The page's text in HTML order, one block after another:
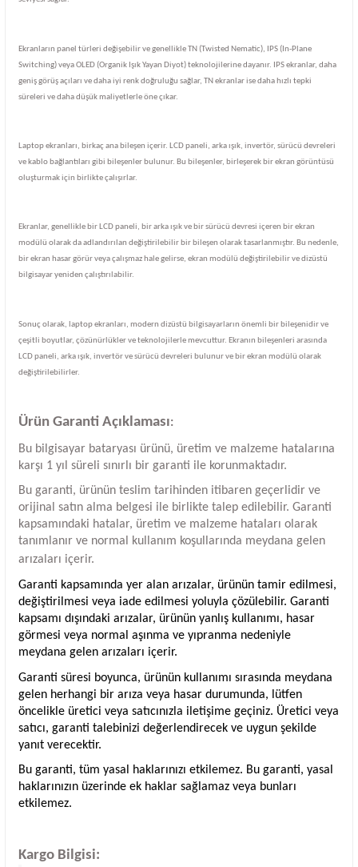
Ekranların panel türleri değişebilir ve genellikle TN (Twisted Nematic), IPS (In-Plane
Switching) veya OLED (Organik Işık Yayan Diyot) teknolojilerine dayanır. IPS ekranlar, daha
geniş görüş açıları ve daha iyi renk doğruluğu sağlar, TN ekranlar ise daha hızlı tepki
süreleri ve daha düşük maliyetlerle öne çıkar.
Laptop ekranları, birkaç ana bileşen içerir. LCD paneli, arka ışık, invertör, sürücü devreleri
ve kablo bağlantıları gibi bileşenler bulunur. Bu bileşenler, birleşerek bir ekran görüntüsü
oluşturmak için birlikte çalışırlar.
Ekranlar, genellikle bir LCD paneli, bir arka ışık ve bir sürücü devresi içeren bir ekran
modülü olarak da adlandırılan değiştirilebilir bir bileşen olarak tasarlanmıştır. Bu nedenle,
bir ekran hasar görür veya çalışmaz hale gelirse, ekran modülü değiştirilebilir ve dizüstü
bilgisayar yeniden çalıştırılabilir.
Sonuç olarak, laptop ekranları, modern dizüstü bilgisayarların önemli bir bileşenidir ve
çeşitli boyutlar, çözünürlükler ve teknolojilerle mevcuttur. Ekranın bileşenleri arasında
LCD paneli, arka ışık, invertör ve sürücü devreleri bulunur ve bir ekran modülü olarak
değiştirilebilirler.
Ürün Garanti Açıklaması:
Bu bilgisayar bataryası ürünü, üretim ve malzeme hatalarına
karşı 1 yıl süreli sınırlı bir garanti ile korunmaktadır.
Bu garanti, ürünün teslim tarihinden itibaren geçerlidir ve
orijinal satın alma belgesi ile birlikte talep edilebilir. Garanti
kapsamındaki hatalar, üretim ve malzeme hataları olarak
tanımlanır ve normal kullanım koşullarında meydana gelen
arızaları içerir.
Garanti kapsamında yer alan arızalar, ürünün tamir edilmesi,
değiştirilmesi veya iade edilmesi yoluyla çözülebilir. Garanti
kapsamı dışındaki arızalar, ürünün yanlış kullanımı, hasar
görmesi veya normal aşınma ve yıpranma nedeniyle
meydana gelen arızaları içerir.
Garanti süresi boyunca, ürünün kullanımı sırasında meydana
gelen herhangi bir arıza veya hasar durumunda, lütfen
öncelikle üretici veya satıcınızla iletişime geçiniz. Üretici veya
satıcı, garanti talebinizi değerlendirecek ve uygun şekilde
yanıt verecektir.
Bu garanti, tüm yasal haklarınızı etkilemez. Bu garanti, yasal
haklarınızın üzerinde ek haklar sağlamaz veya bunları
etkilemez.
Kargo Bilgisi: